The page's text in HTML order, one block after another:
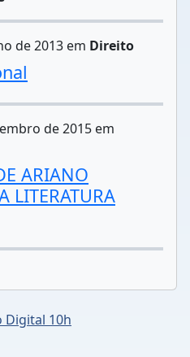
de 2013 em Direito
de 2015 em
ARIANO
LITERATURA
Digital 10h